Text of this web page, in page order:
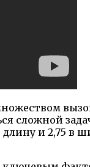
сложной
и 2,75